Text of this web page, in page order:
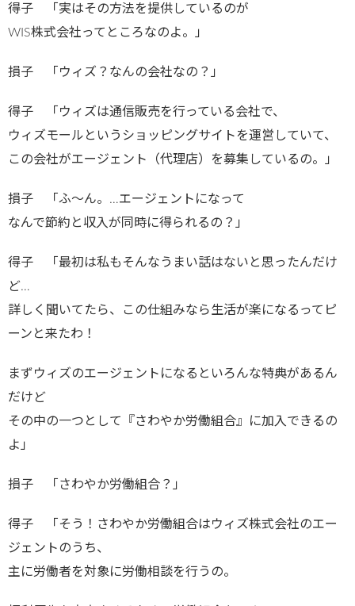
得子 「実はその方法を提供しているのが
WIS株式会社ってところなのよ。」
損子 「ウィズ？なんの会社なの？」
得子 「ウィズは通信販売を行っている会社で、
ウィズモールというショッピングサイトを運営していて、
この会社がエージェント（代理店）を募集しているの。」
損子 「ふ～ん。…エージェントになって
なんで節約と収入が同時に得られるの？」
得子 「最初は私もそんなうまい話はないと思ったんだけ
ど…
詳しく聞いてたら、この仕組みなら生活が楽になるってピ
ーンと来たわ！
まずウィズのエージェントになるといろんな特典があるん
だけど
その中の一つとして『さわやか労働組合』に加入できるの
よ」
損子 「さわやか労働組合？」
得子 「そう！さわやか労働組合はウィズ株式会社のエー
ジェントのうち、
主に労働者を対象に労働相談を行うの。